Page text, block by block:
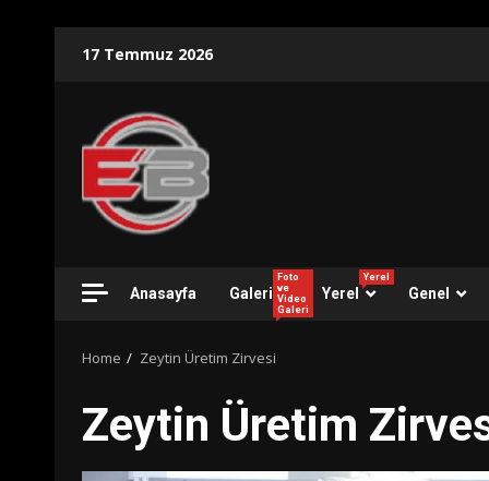
17 Temmuz 2026
Anasayfa Galeri
Foto
ve
Video
Galeri
Yerel
Yerel
Genel
Home Zeytin Üretim Zirvesi
Zeytin Üretim